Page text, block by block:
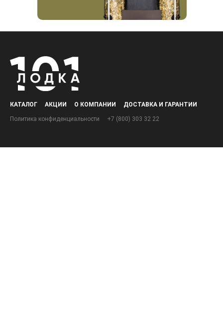
КАТАЛОГ АКЦИИ О КОМПАНИИ ДОСТАВКА И ГАРАНТИИ
Политика конфиденциальности +7 (800) 303 32 22